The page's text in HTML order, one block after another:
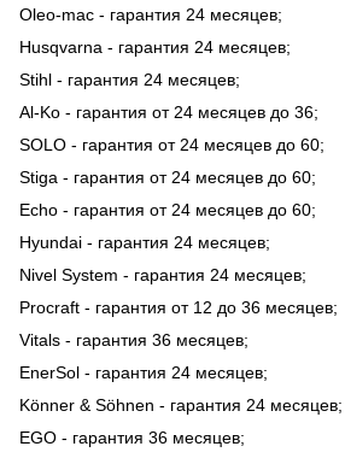
Oleo-mac - гарантия 24 месяцев;
Husqvarna - гарантия 24 месяцев;
Stihl - гарантия 24 месяцев;
Al-Ko - гарантия от 24 месяцев до 36;
SOLO - гарантия от 24 месяцев до 60;
Stiga - гарантия от 24 месяцев до 60;
Echo - гарантия от 24 месяцев до 60;
Hyundai - гарантия 24 месяцев;
Nivel System - гарантия 24 месяцев;
Procraft - гарантия от 12 до 36 месяцев;
Vitals - гарантия 36 месяцев;
EnerSol - гарантия 24 месяцев;
Könner & Söhnen - гарантия 24 месяцев;
EGO - гарантия 36 месяцев;